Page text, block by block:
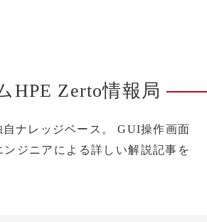
HPE Zerto情報局
ナレッジベース。
GUI操作画面
ジニアによる詳しい解説記事を